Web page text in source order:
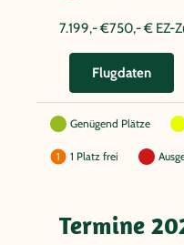
7.199,- €750,- € EZ-
Flugdaten
Genügend Plätze
1 Platz frei
Termine